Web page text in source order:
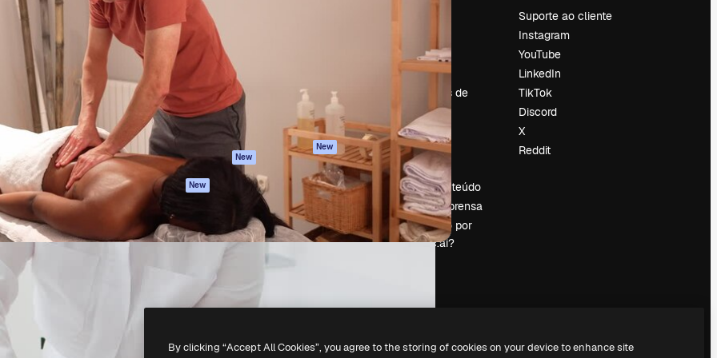
para você direcionar
Mais de 1 milhão de
criativos, empresas,
Spaces
Assistente de IA
Gerador de
imagens
Gerador de vídeos
Texto para voz
Conteúdo de stock
MCP para
Claude/ChatGPT
New
Agentes New
API
App móvel
Todas as
condições
Política de
privacidade
Originais New
Política de cookies
Central de
confiabilidade
Afiliados
Empresas
Reviews
Emprego
Tendências de
pesquisa
Blog
Eventos
Slidesgo
Vender conteúdo
Sala de imprensa
Procurando por
magnific.ai?
Suporte ao cliente
Instagram
YouTube
LinkedIn
TikTok
Discord
X
Reddit
2026 Freepik Company S.L.U. Todos os direitos reservados.
By clicking “Accept All Cookies”, you agree to the storing of cookies on your device to enhance site